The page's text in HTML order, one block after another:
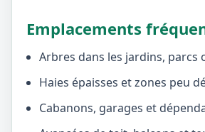
Emplacements
Arbres dans les jardins, parcs
Haies épaisses et zones peu
Cabanons, garages et